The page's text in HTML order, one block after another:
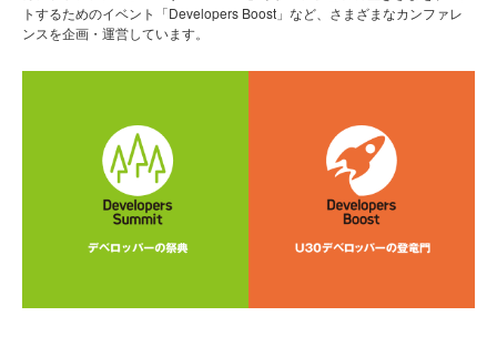
トするためのイベント「Developers Boost」など、さまざまなカンファレ
ンスを企画・運営しています。